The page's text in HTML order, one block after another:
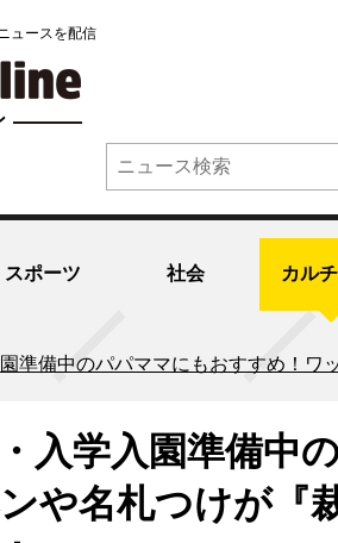
ュースを配信
スポーツ 社会 カル
準備中のパパママにもおすすめ！
入学入園準備中
や名札つけが『